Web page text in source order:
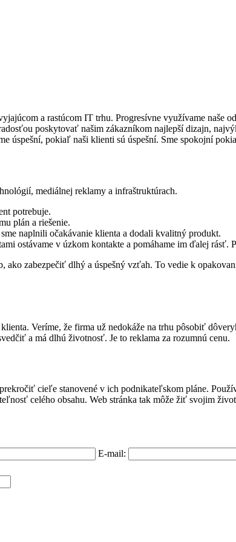
a rastúcom IT trhu. Progresívne využívame naše
poskytovať našim zákazníkom najlepší dizajn,
úspešní, pokiaľ naši klienti sú úspešní. Sme spokojní
mediálnej reklamy a infraštruktúrach.
potrebuje.
plán a riešenie.
naplnili očakávanie klienta a dodali kvalitný produkt.
ostávame v úzkom kontakte a pomáhame im ďalej rásť.
ako zabezpečiť dlhý a úspešný vzťah. To vedie k
Veríme, že firma už nedokáže na trhu pôsobiť
a má dlhú životnosť. Je to reklama za rozumnú cenu.
cieľe stanovené v ich podnikateľskom pláne.
celého obsahu. Web stránka tak môže žiť svojim
E-mail: